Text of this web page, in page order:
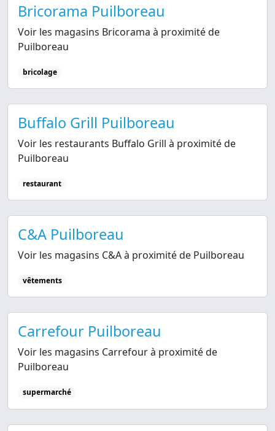
Bricorama Puilboreau
Voir les magasins Bricorama à proximité de
Puilboreau
bricolage
Buffalo Grill Puilboreau
Voir les restaurants Buffalo Grill à proximité de
Puilboreau
restaurant
C&A Puilboreau
Voir les magasins C&A à proximité de Puilboreau
vêtements
Carrefour Puilboreau
Voir les magasins Carrefour à proximité de
Puilboreau
supermarché